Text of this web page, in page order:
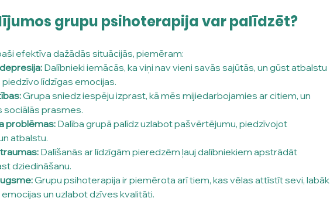
grupu psihoterapija var palīdzēt?
efektīva dažādās situācijās, piemēram:
Dalībnieki iemācās, ka viņi nav vieni savās sajūtās, un gūst atbalstu
līdzīgas emocijas.
Grupa sniedz iespēju izprast, kā mēs mijiedarbojamies ar citiem, un
sociālās prasmes.
problēmas: Dalība grupā palīdz uzlabot pašvērtējumu, piedzīvojot
atbalstu.
Dalīšanās ar līdzīgām pieredzēm ļauj dalībniekiem apstrādāt
dziedināšanu.
Grupu psihoterapija ir piemērota arī tiem, kas vēlas attīstīt sevi, labāk
un uzlabot dzīves kvalitāti.